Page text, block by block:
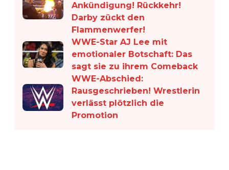
Ankündigung! Rückkehr!
Darby zückt den
Flammenwerfer!
WWE-Star AJ Lee mit
emotionaler Botschaft: Das
sagt sie zu ihrem Comeback
WWE-Abschied:
Rausgeschrieben! Wrestlerin
verlässt plötzlich die
Promotion